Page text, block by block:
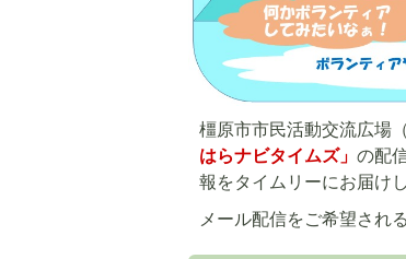
橿原市市民活動交流広場
はらナビタイムズ」 の配
報をタイムリーにお届けし
メール配信をご希望され